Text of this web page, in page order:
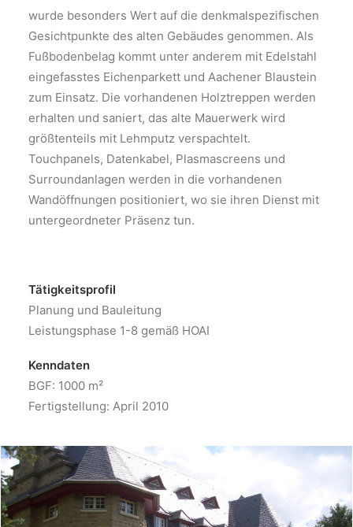
wurde besonders Wert auf die denkmalspezifischen
Gesichtpunkte des alten Gebäudes genommen. Als
Fußbodenbelag kommt unter anderem mit Edelstahl
eingefasstes Eichenparkett und Aachener Blaustein
zum Einsatz. Die vorhandenen Holztreppen werden
erhalten und saniert, das alte Mauerwerk wird
größtenteils mit Lehmputz verspachtelt.
Touchpanels, Datenkabel, Plasmascreens und
Surroundanlagen werden in die vorhandenen
Wandöffnungen positioniert, wo sie ihren Dienst mit
untergeordneter Präsenz tun.
Tätigkeitsprofil
Planung und Bauleitung
Leistungsphase 1-8 gemäß HOAI
Kenndaten
BGF: 1000 m²
Fertigstellung: April 2010